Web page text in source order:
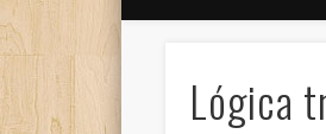
Lógica